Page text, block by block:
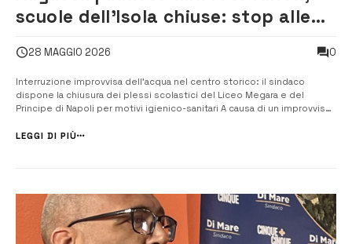
scuole dell’Isola chiuse: stop alle
Napoli”
28 MAGGIO 2026 0
Interruzione improvvisa dell’acqua nel centro storico: il sindaco
dispone la chiusura dei plessi scolastici del Liceo Megara e del
Principe di Napoli per motivi igienico-sanitari A causa di un improvviso
Isola, il sindaco Giuseppe Di Mare ha disposto nella giornata odierna...
LEGGI DI PIÙ